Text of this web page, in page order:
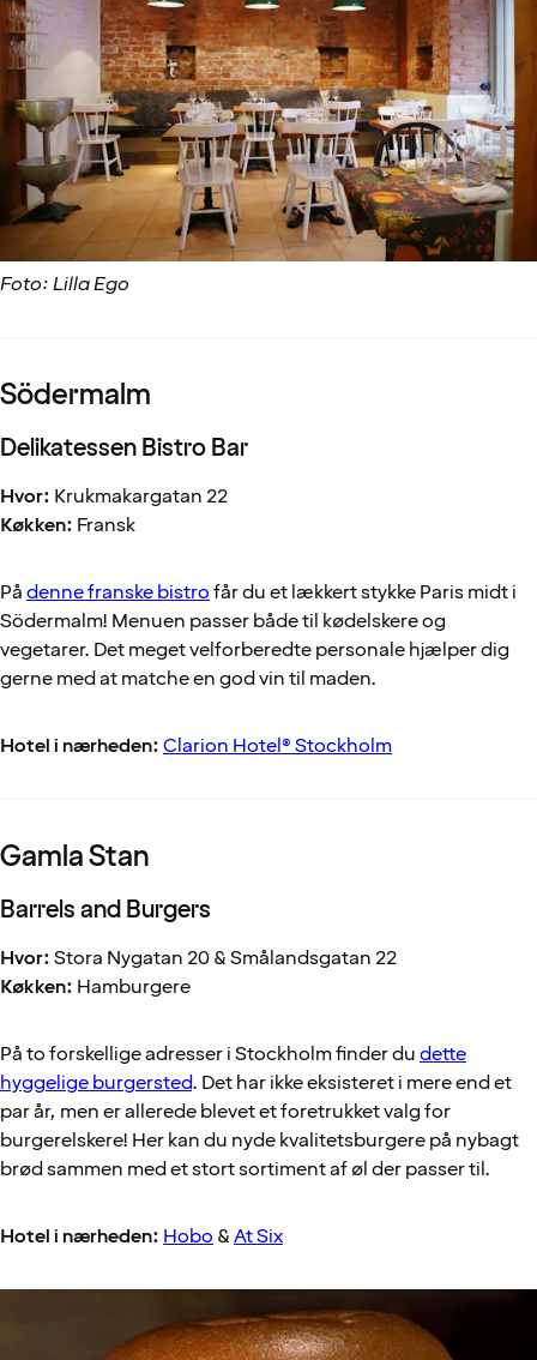
Foto: Lilla Ego
Södermalm
Delikatessen Bistro Bar
Hvor: Krukmakargatan 22
Køkken: Fransk
Pådenne franske bistrofår du et lækkert stykke Paris midt i
Södermalm! Menuen passer både til kødelskere og
vegetarer. Det meget velforberedte personale hjælper dig
gerne med at matche en god vin til maden.
Hotel i nærheden:Clarion Hotel® Stockholm
Gamla Stan
Barrels and Burgers
Hvor:Stora Nygatan 20 & Smålandsgatan 22
Køkken: Hamburgere
På to forskellige adresser i Stockholm finder dudette
hyggelige burgersted. Det har ikke eksisteret i mere end et
par år, men er allerede blevet et foretrukket valg for
burgerelskere! Her kan du nyde kvalitetsburgere på nybagt
brød sammen med et stort sortiment af øl der passer til.
Hotel i nærheden: Hobo &At Six